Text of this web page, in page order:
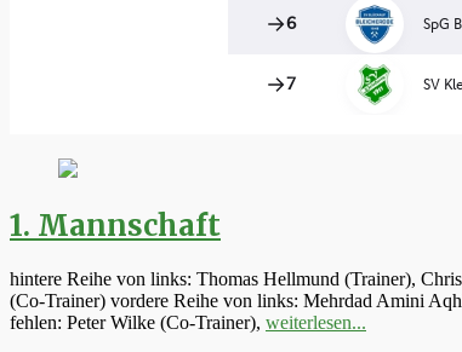
1. Mannschaft
hintere Reihe von links: Thomas Hellmund (Trainer),
(Co-Trainer) vordere Reihe von links: Mehrdad Amini
fehlen: Peter Wilke (Co-Trainer), weiterlesen...